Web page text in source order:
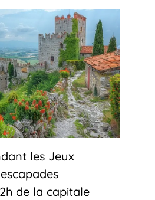
les Jeux
de la capitale